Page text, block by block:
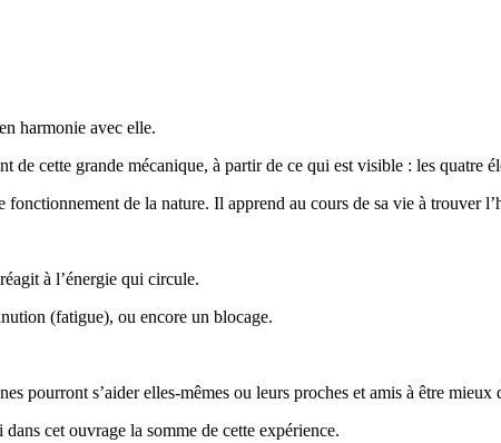
harmonie avec elle.
cette grande mécanique, à partir de ce qui est visible : les quatre
de la nature. Il apprend au cours de sa vie à trouver
à l’énergie qui circule.
(fatigue), ou encore un blocage.
pourront s’aider elles-mêmes ou leurs proches et amis à être mieux
cet ouvrage la somme de cette expérience.